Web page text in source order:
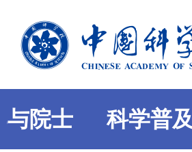
与院士 科学普及